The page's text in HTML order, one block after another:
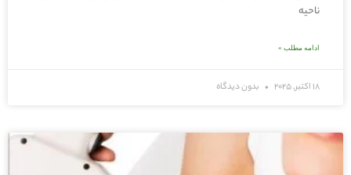
ناحیه
ادامه مطلب »
18 اکتبر, 2025 بدون دیدگاه